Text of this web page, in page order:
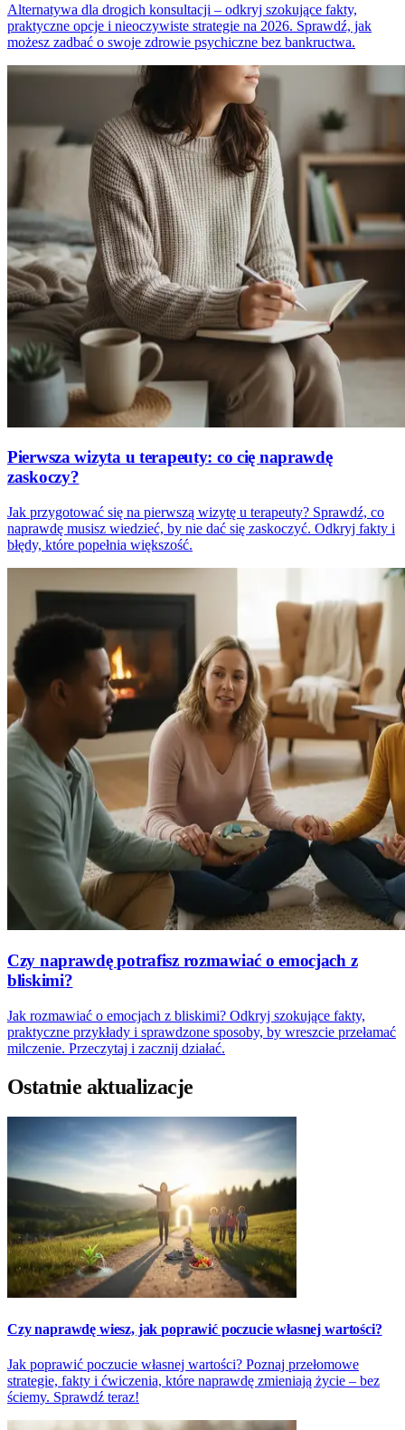
Alternatywa dla drogich konsultacji – odkryj szokujące fakty,
praktyczne opcje i nieoczywiste strategie na 2026. Sprawdź, jak
możesz zadbać o swoje zdrowie psychiczne bez bankructwa.
Pierwsza wizyta u terapeuty: co cię naprawdę
zaskoczy?
Jak przygotować się na pierwszą wizytę u terapeuty? Sprawdź, co
naprawdę musisz wiedzieć, by nie dać się zaskoczyć. Odkryj fakty i
błędy, które popełnia większość.
Czy naprawdę potrafisz rozmawiać o emocjach z
bliskimi?
Jak rozmawiać o emocjach z bliskimi? Odkryj szokujące fakty,
praktyczne przykłady i sprawdzone sposoby, by wreszcie przełamać
milczenie. Przeczytaj i zacznij działać.
Ostatnie aktualizacje
Czy naprawdę wiesz, jak poprawić poczucie własnej wartości?
Jak poprawić poczucie własnej wartości? Poznaj przełomowe
strategie, fakty i ćwiczenia, które naprawdę zmieniają życie – bez
ściemy. Sprawdź teraz!